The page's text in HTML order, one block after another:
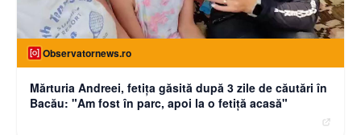
Observatornews.ro
Mărturia Andreei, fetiţa găsită după 3 zile de căutări în
Bacău: "Am fost în parc, apoi la o fetiţă acasă"